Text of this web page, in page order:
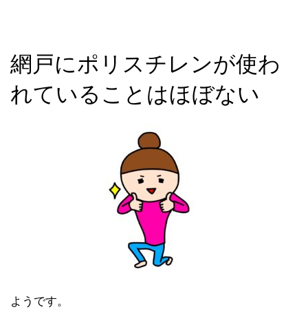
網戸にポリスチレンが使わ
れていることはほぼない
ようです。